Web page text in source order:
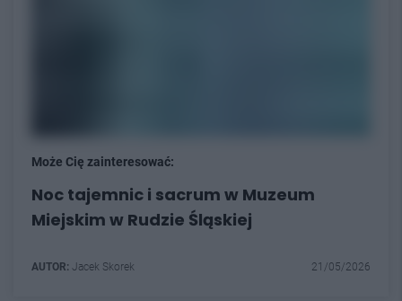
Może Cię zainteresować:
Noc tajemnic i sacrum w Muzeum
Miejskim w Rudzie Śląskiej
AUTOR: Jacek Skorek 21/05/2026